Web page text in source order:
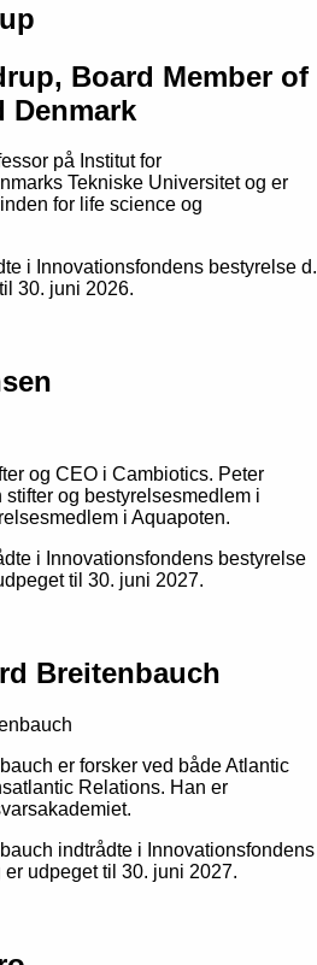
på Institut for
Tekniske Universitet og er
for life science og
i Innovationsfondens bestyrelse d.
30. juni 2026.
og CEO i Cambiotics. Peter
og bestyrelsesmedlem i
i Aquapoten.
i Innovationsfondens bestyrelse
til 30. juni 2027.
Breitenbauch
er forsker ved både Atlantic
Relations. Han er
indtrådte i Innovationsfondens
udpeget til 30. juni 2027.